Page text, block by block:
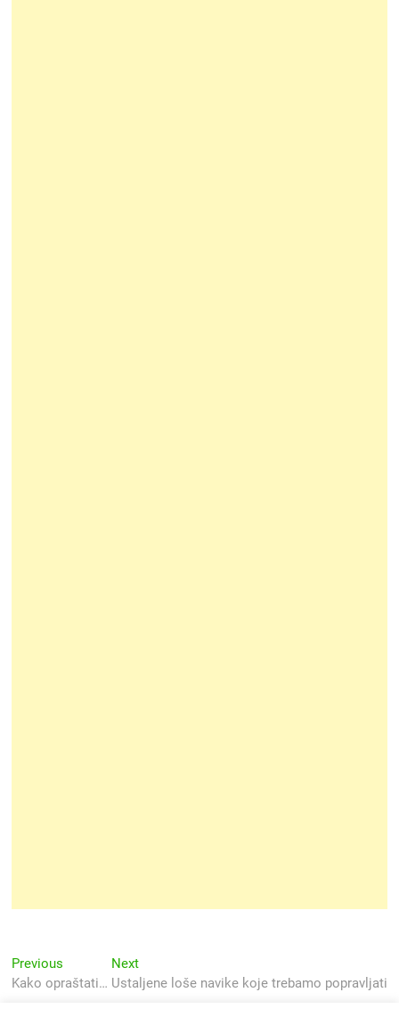
Navigacija
objava
Previous Previous
post:
Kako opraštati…
NextNext
post:
Ustaljene loše navike koje trebamo popravljati